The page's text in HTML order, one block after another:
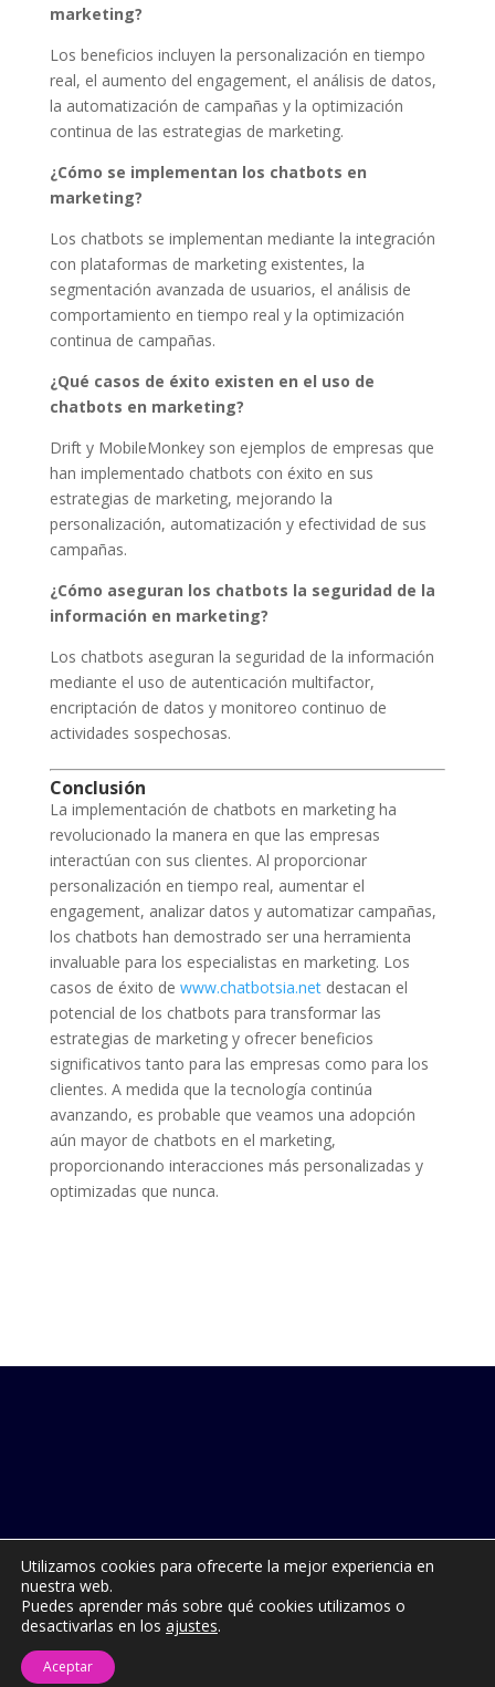
marketing?
Los beneficios incluyen la personalización en tiempo
real, el aumento del engagement, el análisis de datos,
la automatización de campañas y la optimización
continua de las estrategias de marketing.
¿Cómo se implementan los chatbots en
marketing?
Los chatbots se implementan mediante la integración
con plataformas de marketing existentes, la
segmentación avanzada de usuarios, el análisis de
comportamiento en tiempo real y la optimización
continua de campañas.
¿Qué casos de éxito existen en el uso de
chatbots en marketing?
Drift y MobileMonkey son ejemplos de empresas que
han implementado chatbots con éxito en sus
estrategias de marketing, mejorando la
personalización, automatización y efectividad de sus
campañas.
¿Cómo aseguran los chatbots la seguridad de la
información en marketing?
Los chatbots aseguran la seguridad de la información
mediante el uso de autenticación multifactor,
encriptación de datos y monitoreo continuo de
actividades sospechosas.
Conclusión
La implementación de chatbots en marketing ha
revolucionado la manera en que las empresas
interactúan con sus clientes. Al proporcionar
personalización en tiempo real, aumentar el
engagement, analizar datos y automatizar campañas,
los chatbots han demostrado ser una herramienta
invaluable para los especialistas en marketing. Los
casos de éxito de www.chatbotsia.netdestacan el
potencial de los chatbots para transformar las
estrategias de marketing y ofrecer beneficios
significativos tanto para las empresas como para los
clientes. A medida que la tecnología continúa
avanzando, es probable que veamos una adopción
aún mayor de chatbots en el marketing,
proporcionando interacciones más personalizadas y
optimizadas que nunca.
Derechos Reservados Chatbots.net 2025
Utilizamos cookies para ofrecerte la mejor experiencia en
nuestra web.
Puedes aprender más sobre qué cookies utilizamos o
desactivarlas en los ajustes.
Aceptar